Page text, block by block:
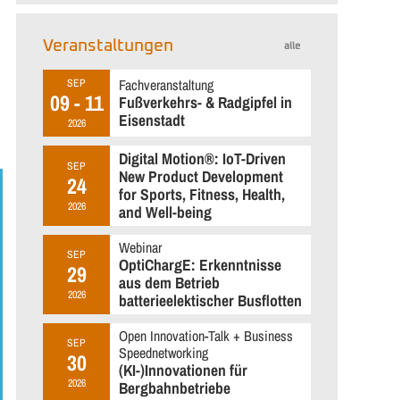
alle
Veranstaltungen
SEP
09 - 11
2026
Fachveranstaltung
Fußverkehrs- & Radgipfel in
Eisenstadt
SEP
24
2026
Digital Motion®: IoT-Driven
New Product Development
for Sports, Fitness, Health,
and Well-being
SEP
29
2026
Webinar
OptiChargE: Erkenntnisse
aus dem Betrieb
batterieelektischer Busflotten
SEP
30
2026
Open Innovation-Talk + Business
Speednetworking
(KI-)Innovationen für
Bergbahnbetriebe